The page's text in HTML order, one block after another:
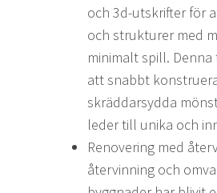
och 3d-utskrifter för
och strukturer med
minimalt spill.
att snabbt
skräddarsydda
leder till unika och
Renovering med
återvinning och